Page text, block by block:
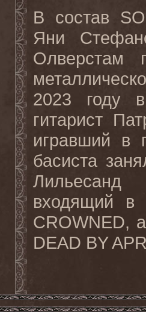
В состав
Яни
Олверстам
2023 году
гитарист
игравший в
басиста
Лильесанд
входящий в
CROWNED,
DEAD BY